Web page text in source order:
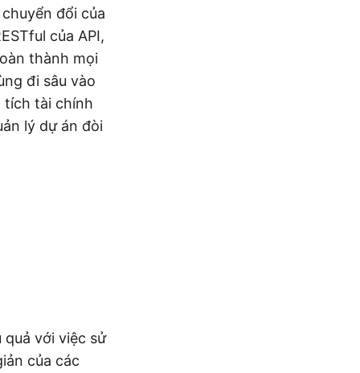
đổi của
của API,
thành mọi
đi sâu vào
tích tài chính
lý dự án đòi
quả với việc sử
của các